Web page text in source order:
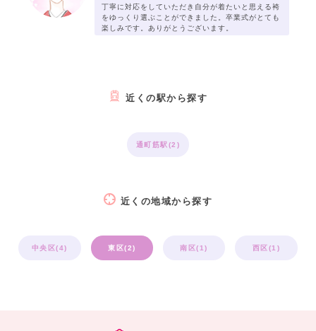
丁寧に対応をしていただき自分が着たいと思える袴
をゆっくり選ぶことができました。卒業式がとても
楽しみです。ありがとうございます。
近くの駅から探す
通町筋駅(2)
近くの地域から探す
中央区(4) 東区(2) 南区(1) 西区(1)